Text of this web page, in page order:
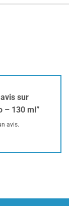
sur
– 130 ml”
avis.